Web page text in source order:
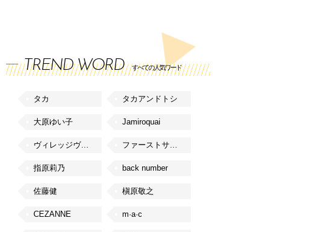
TREND WORD すべての人気ワード
タカ タカアンドトシ
大原ゆい子 Jamiroquai
ヴィレッジヴァンガード ファーストサマーウイカ
指原莉乃 back number
佐藤健 槇原敬之
CEZANNE m·a·c